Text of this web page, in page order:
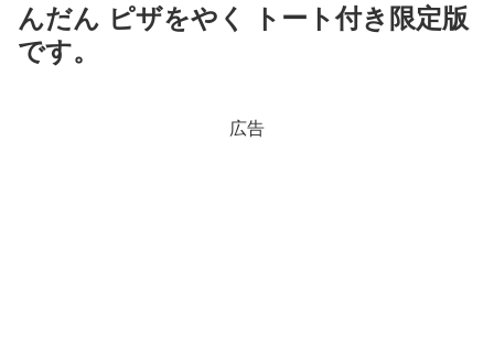
んだん ピザをやく トート付き限定版
です。
広告